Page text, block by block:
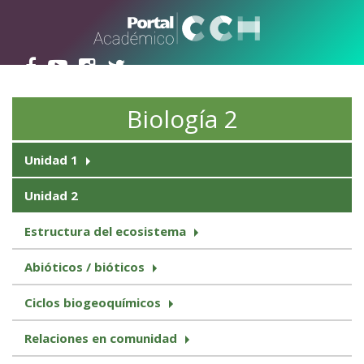
Biología 2
Unidad 1
Unidad 2
Estructura del ecosistema
Abióticos / bióticos
Ciclos biogeoquímicos
Relaciones en comunidad